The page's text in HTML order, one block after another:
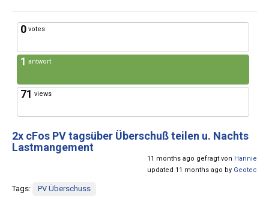
0 votes
1 antwort
71 views
2x cFos PV tagsüber Überschuß teilen u. Nachts
Lastmangement
11 months ago gefragt von Hannie
updated 11 months ago by Geotec
Tags: PV Überschuss